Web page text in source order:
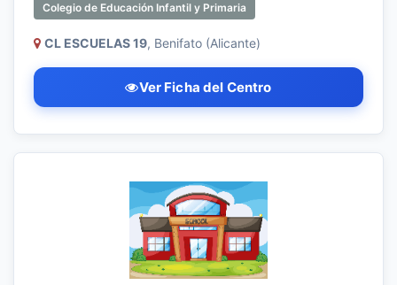
Colegio de Educación Infantil y Primaria
CL ESCUELAS 19, Benifato (Alicante)
Ver Ficha del Centro